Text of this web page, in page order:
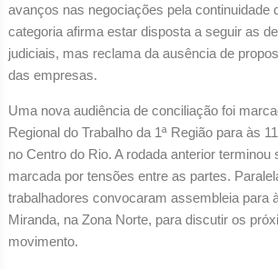
avanços nas negociações pela continuidade
categoria afirma estar disposta a seguir as
judiciais, mas reclama da ausência de
das empresas.
Uma nova audiência de conciliação foi
Regional do Trabalho da 1ª Região para às
no Centro do Rio. A rodada anterior terminou
marcada por tensões entre as partes.
trabalhadores convocaram assembleia para
Miranda, na Zona Norte, para discutir os
movimento.